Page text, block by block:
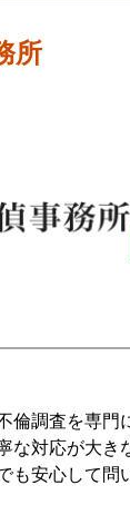
所
倫調査を専
な対応が大き
安心して問